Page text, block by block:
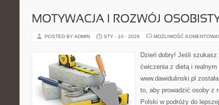
MOTYWACJA I ROZWÓJ
POSTED BY ADMIN STY - 10 - 2026 MOŻLIWOŚĆ
Dzień dobry! Jeśli
ćwiczenia z dietą i
www.dawidulinski.pl
to, aby prowadzić osoby z
Polski w podróży do